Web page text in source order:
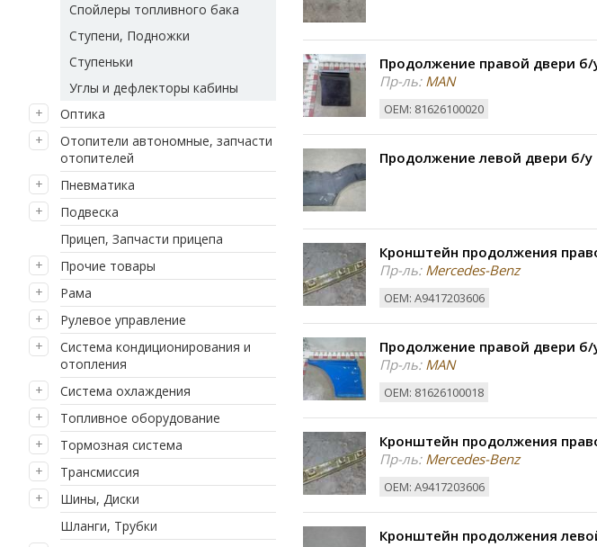
Спойлеры топливного бака
Ступени, Подножки
Ступеньки
Углы и дефлекторы кабины
Оптика
Отопители автономные, запчасти
отопителей
Пневматика
Подвеска
Прицеп, Запчасти прицепа
Прочие товары
Рама
Рулевое управление
Система кондиционирования и
отопления
Система охлаждения
Топливное оборудование
Тормозная система
Трансмиссия
Шины, Диски
Шланги, Трубки
Продолжение правой двери б/
Пр-ль:MAN
ОЕМ: 81626100020
Продолжение левой двери б/у
Кронштейн продолжения
Пр-ль:Mercedes-Benz
ОЕМ: A9417203606
Продолжение правой двери б/
Пр-ль:MAN
ОЕМ: 81626100018
Кронштейн продолжения
Пр-ль:Mercedes-Benz
ОЕМ: A9417203606
Кронштейн продолжения